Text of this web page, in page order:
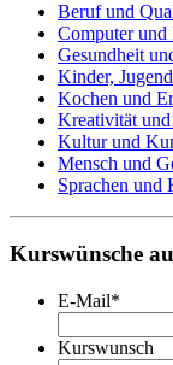
Beruf und
Computer und
Gesundheit
Kinder,
Kochen und
Kreativität
Kultur und
Mensch und
Sprachen und
Kurswünsche
E-Mail*
Kurswunsch